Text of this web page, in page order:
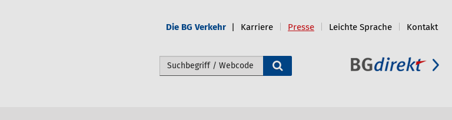
Die BG Verkehr Karriere Presse Leichte Sprache Kontakt
Webseite durchsuchen